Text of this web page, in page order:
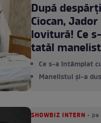
După
Ciocan,
lovitură! Ce
tatăl
Ce s-a întâmplat
Manelistul și-a
SHOWBIZ INTERN •